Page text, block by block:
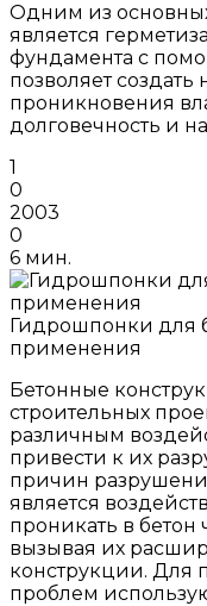
Одним из
является
фундамента с
позволяет
проникновения
долговечность и
1
0
2003
0
6 мин.
Гидрошпонки для
применения
Бетонные
строительных
различным
привести к их
причин
является
проникать в
вызывая их
конструкции. Для
проблем